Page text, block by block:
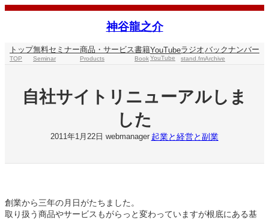
内
キ
神谷龍之介
トップ
TOP
無料セミナー
Seminar
商品・サービス
Products
書籍
Book
YouTube
YouTube
ラジオ
stand.fm
バックナンバー
Archive
自社サイトリニューアルしま
した
2011年1月22日 webmanager 起業と経営と副業
創業から三年の月日がたちました。
取り扱う商品やサービスもがらっと変わっていますが根底にある基